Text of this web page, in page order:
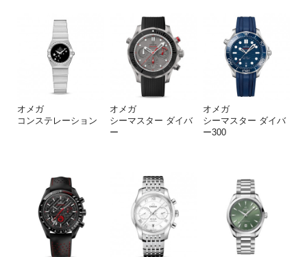
オメガ
コンステレーション
オメガ
シーマスター ダイバ
ー
オメガ
シーマスター ダイバ
ー300